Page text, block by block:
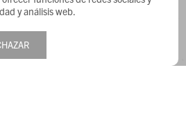
y análisis web.